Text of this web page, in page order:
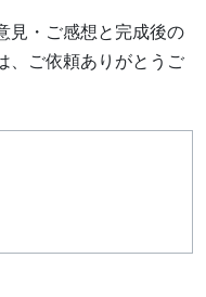
見・ご感想と完成後の
、ご依頼ありがとうご